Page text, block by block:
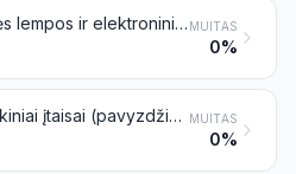
Elektroninės lempos ir elektroniniai vamzdžiai, su termoelektroniniais katodais, šaltaisiais katodais ar fotokatodais (pavyzdžiui, vakuuminės, garų ar dujų lempos ir vamzdžiai, gyvsidabrio lygintuvinės lempos ir vamzdžiai, elektroniniai vamzdžiai, televizijos kamerų vamzdžiai) MUITAS
0%
Puslaidininkiniai įtaisai (pavyzdžiui, diodai, tranzistoriai ir puslaidininkiniai keitliai); šviesai jautrūs puslaidininkiniai įtaisai, įskaitant fotovoltinius elementus, sumontuoti arba nesumontuoti moduliuose arba plokštėse; šviesos diodai (LED), sumontuoti arba nesumontuoti su kitais šviesos diodais (LED); sumontuoti pjezoelektriniai kristalai MUITAS
0%